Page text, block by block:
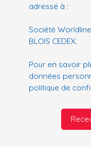
adressé à :
Société
BLOIS CEDEX.
Pour en savoir
données
politique de